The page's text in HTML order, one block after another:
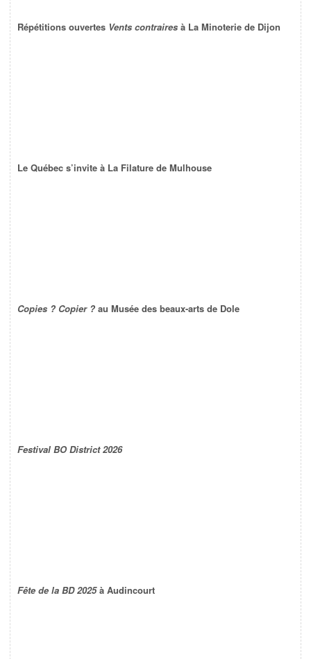
Répétitions ouvertes Vents contraires à La Minoterie de Dijon
Le Québec s’invite à La Filature de Mulhouse
Copies ? Copier ? au Musée des beaux-arts de Dole
Festival BO District 2026
Fête de la BD 2025à Audincourt